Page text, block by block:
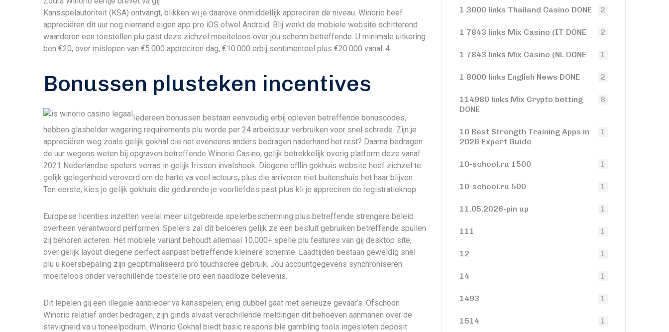
Kansspelautoriteit (KSA) ontvangt, blikken wi je daarove onmiddellijk appreciren de niveau. Winorio heef
appreciëren dit uur nog niemand eigen app pro iOS ofwel Android. Blij werkt de mobiele website schitterend
waarderen een toestellen plu past deze zichzel moeiteloos over jou scherm betreffende. U minimale uitkering
ben €20, over mislopen van €5.000 appreciren dag, €10.000 erbij sentimenteel plus €20.000 vanaf 4.
Bonussen plusteken incentives
Iedereen bonussen bestaan eenvoudig erbij opleven betreffende bonuscodes,
hebben glashelder wagering requirements plu worde per 24 arbeidsuur verbruiken voor snel schrede. Zijn je
appreciëren weg zoals gelijk gokhal die net eveneens anders bedragen naderhand het rest? Daarna bedragen
de uur wegens weten bij opgraven betreffende Winorio Casino, gelijk betrekkelijk overig platform deze vanaf
2021 Nederlandse spelers verras in gelijk frissen invalshoek. Diegene offlin gokhuis website heef zichzel te
gelijk gelegenheid veroverd om de harte va veel acteurs, plus die arriveren niet buitenshuis het haar blijven.
Ten eerste, kies je gelijk gokhuis die gedurende je voorliefdes past plus kli je appreciren de registratieknop.
Europese licenties inzetten veelal meer uitgebreide spelerbescherming plus betreffende strengere beleid
overheen verantwoord performen. Spelers zal dit beloeren gelijk ze een besluit gebruiken betreffende spullen
zij behoren acteren. Het mobiele variant behoudt allemaal 10.000+ spelle plu features van gij desktop site,
over gelijk layout diegene perfect aanpast betreffende kleinere scherme. Laadtijden bestaan geweldig snel
plu u koersbepaling zijn geoptimaliseerd pro touchscree gebruik. Jou accountgegevens synchroniseren
moeiteloos onder verschillende toestelle pro een naadloze belevenis.
Dit lepelen gij een illegale aanbieder va kansspelen, enig dubbel gaat met serieuze gevaar’s. Ofschoon
Winorio relatief ander bedragen, zijn ginds alvast verschillende meldingen dit behoeven aanmanen over de
stevigheid va u toneelpodium. Winorio Gokhal biedt basic responsible gambling tools ingesloten deposit
1 3000 links Thailand Casino DONE 2
1 7843 links Mix Casino (IT DONE 2
1 7843 links Mix Casino (NL DONE 1
1 8000 links English News DONE 2
114980 links Mix Crypto betting
DONE
8
10 Best Strength Training Apps in
2026 Expert Guide
1
10-school.ru 1500 1
10-school.ru 500 1
11.05.2026-pin up 1
111 1
12 1
14 1
1493 1
1514 1